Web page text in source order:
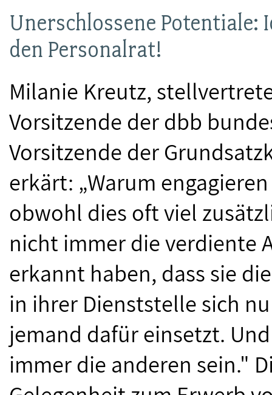
Unerschlossene
den Personalrat!
Milanie Kreutz,
Vorsitzende der dbb
Vorsitzende der
erkärt: „Warum
obwohl dies oft viel
nicht immer die verdiente
erkannt haben, dass sie
in ihrer Dienststelle sich
jemand dafür einsetzt.
immer die anderen sein."